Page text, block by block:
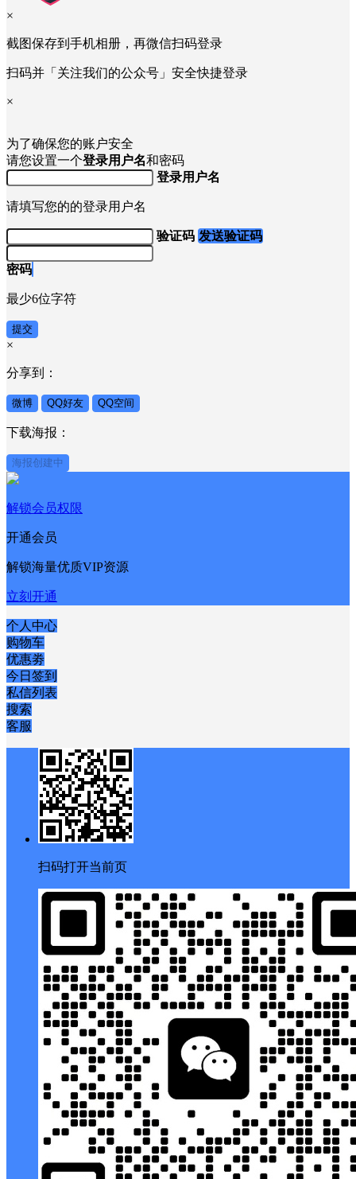
×
截图保存到手机相册，再微信扫码登录
扫码并「关注我们的公众号」安全快捷登录
×
为了确保您的账户安全
请您设置一个登录用户名和密码
登录用户名
请填写您的的登录用户名
验证码 发送验证码
密码
最少6位字符
提交
×
分享到：
微博 QQ好友 QQ空间
下载海报：
海报创建中
解锁会员权限
开通会员
解锁海量优质VIP资源
立刻开通
个人中心
购物车
优惠劵
今日签到
私信列表
搜索
客服
扫码打开当前页